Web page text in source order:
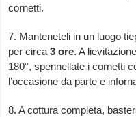
cornetti.
7. Manteneteli in un luogo
per circa3 ore. A
180°, spennellate i cornetti
l’occasione da parte e
8. A cottura completa,